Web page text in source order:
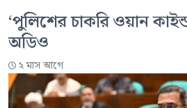
‘পুলিশের চাকরি ওয়ান
অডিও
২ মাস আগে